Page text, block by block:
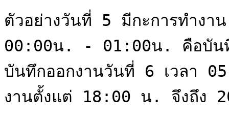
ตัวอย่างวันที่ 5 มีกะการทำ
00:00น. - 01:00น. คือบัน
บันทึกออกงานวันที่ 6 เวลา
งานตั้งแต่ 18:00 น. จึงถึง